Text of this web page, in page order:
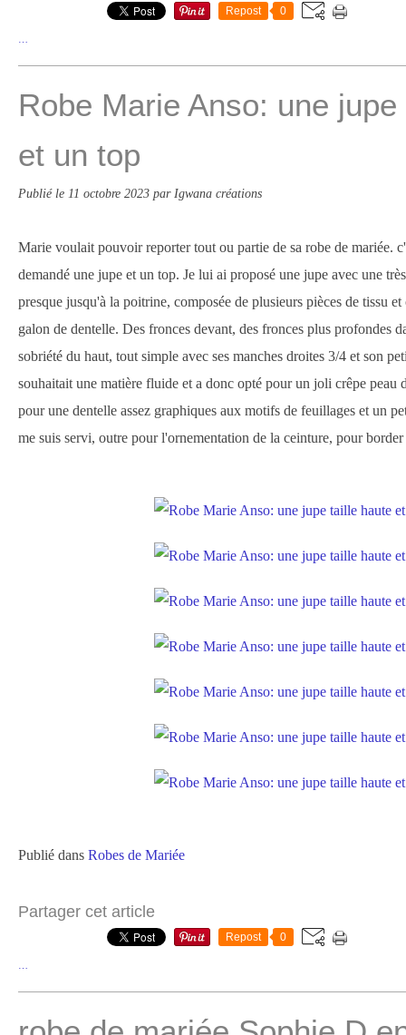
Repost 0
Robe Marie Anso: une
et un top
Publié le 11 octobre 2023 par Igwana créations
Marie voulait pouvoir reporter tout ou partie de sa robe de mariée.
demandé une jupe et un top. Je lui ai proposé une jupe avec une
presque jusqu'à la poitrine, composée de plusieurs pièces de tissu
galon de dentelle. Des fronces devant, des fronces plus profondes
sobriété du haut, tout simple avec ses manches droites 3/4 et son
souhaitait une matière fluide et a donc opté pour un joli crêpe peau
pour une dentelle assez graphiques aux motifs de feuillages et un
me suis servi, outre pour l'ornementation de la ceinture, pour
Publié dans Robes de Mariée
Partager cet article
Repost 0